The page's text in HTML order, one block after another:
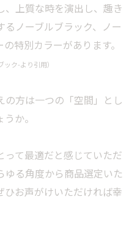
、上質な時を演出し、趣き
ノーブルブラック、ノー
特別カラーがあります。
ック-より引用）
の方は一つの「空間」とし
か。
って最適だと感じていただ
ゆる角度から商品選定いた
ひお声がけいただければ幸